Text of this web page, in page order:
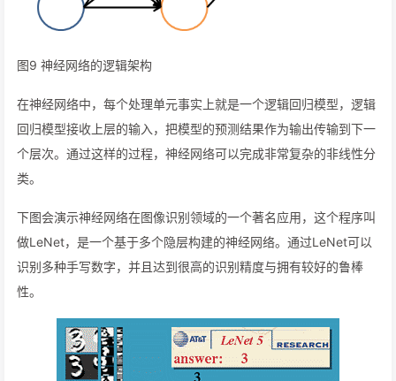
图9 神经网络的逻辑架构
在神经网络中，每个处理单元事实上就是一个逻辑回归模型，逻辑
回归模型接收上层的输入，把模型的预测结果作为输出传输到下一
个层次。通过这样的过程，神经网络可以完成非常复杂的非线性分
类。
下图会演示神经网络在图像识别领域的一个著名应用，这个程序叫
做LeNet，是一个基于多个隐层构建的神经网络。通过LeNet可以
识别多种手写数字，并且达到很高的识别精度与拥有较好的鲁棒
性。